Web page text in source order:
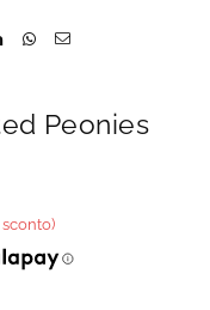
Peonies
sconto)